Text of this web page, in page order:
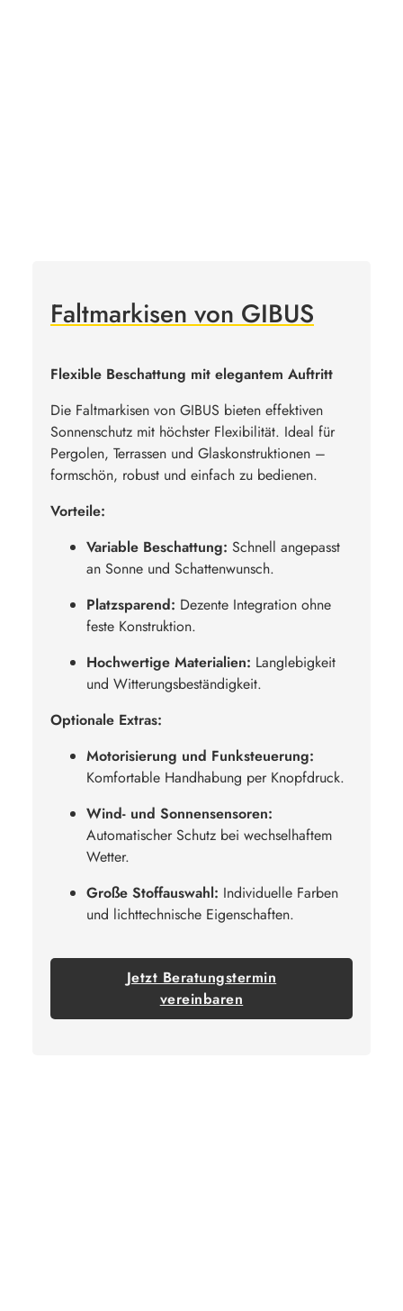
Faltmarkisen von GIBUS
Flexible Beschattung mit elegantem Auftritt
Die Faltmarkisen von GIBUS bieten effektiven
Sonnenschutz mit höchster Flexibilität. Ideal für
Pergolen, Terrassen und Glaskonstruktionen –
formschön, robust und einfach zu bedienen.
Vorteile:
Variable Beschattung: Schnell angepasst
an Sonne und Schattenwunsch.
Platzsparend: Dezente Integration ohne
feste Konstruktion.
Hochwertige Materialien: Langlebigkeit
und Witterungsbeständigkeit.
Optionale Extras:
Motorisierung und Funksteuerung:
Komfortable Handhabung per Knopfdruck.
Wind- und Sonnensensoren:
Automatischer Schutz bei wechselhaftem
Wetter.
Große Stoffauswahl: Individuelle Farben
und lichttechnische Eigenschaften.
Jetzt Beratungstermin
vereinbaren